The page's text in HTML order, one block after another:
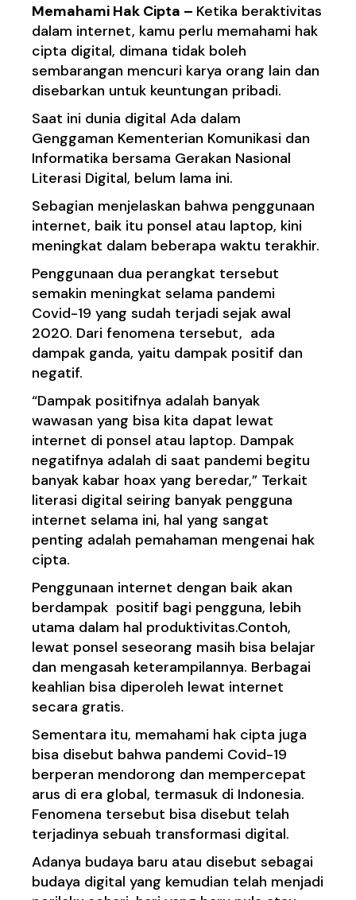
Memahami Hak Cipta – Ketika beraktivitas
dalam internet, kamu perlu memahami hak
cipta digital, dimana tidak boleh
sembarangan mencuri karya orang lain dan
disebarkan untuk keuntungan pribadi.
Saat ini dunia digital Ada dalam
Genggaman Kementerian Komunikasi dan
Informatika bersama Gerakan Nasional
Literasi Digital, belum lama ini.
Sebagian menjelaskan bahwa penggunaan
internet, baik itu ponsel atau laptop, kini
meningkat dalam beberapa waktu terakhir.
Penggunaan dua perangkat tersebut
semakin meningkat selama pandemi
Covid-19 yang sudah terjadi sejak awal
2020. Dari fenomena tersebut, ada
dampak ganda, yaitu dampak positif dan
negatif.
“Dampak positifnya adalah banyak
wawasan yang bisa kita dapat lewat
internet di ponsel atau laptop. Dampak
negatifnya adalah di saat pandemi begitu
banyak kabar hoax yang beredar,” Terkait
literasi digital seiring banyak pengguna
internet selama ini, hal yang sangat
penting adalah pemahaman mengenai hak
cipta.
Penggunaan internet dengan baik akan
berdampak positif bagi pengguna, lebih
utama dalam hal produktivitas.Contoh,
lewat ponsel seseorang masih bisa belajar
dan mengasah keterampilannya. Berbagai
keahlian bisa diperoleh lewat internet
secara gratis.
Sementara itu, memahami hak cipta juga
bisa disebut bahwa pandemi Covid-19
berperan mendorong dan mempercepat
arus di era global, termasuk di Indonesia.
Fenomena tersebut bisa disebut telah
terjadinya sebuah transformasi digital.
Adanya budaya baru atau disebut sebagai
budaya digital yang kemudian telah menjadi